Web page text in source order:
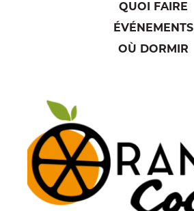
QUOI FAIRE
ÉVÉNEMENTS
OÙ DORMIR